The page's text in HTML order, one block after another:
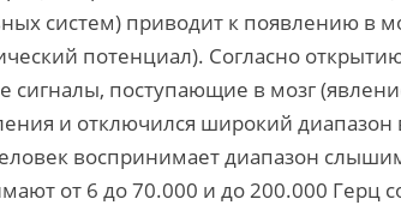
систем) приводит к появлению в
потенциал). Согласно
сигналы, поступающие в мозг
и отключился широкий
воспринимает диапазон
от 6 до 70.000 и до 200.000 Герц